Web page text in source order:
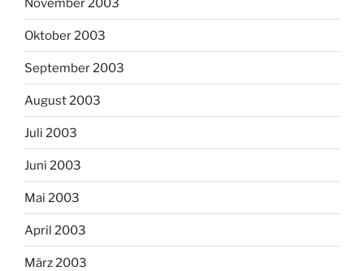
November 2003
Oktober 2003
September 2003
August 2003
Juli 2003
Juni 2003
Mai 2003
April 2003
März 2003